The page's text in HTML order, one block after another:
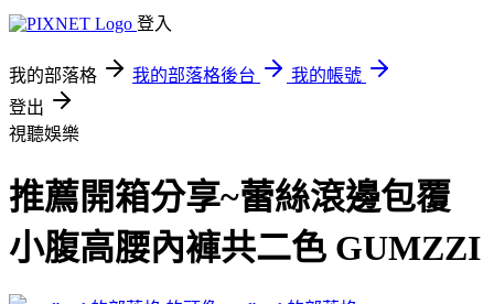
登入
我的部落格 我的部落格後台
我的帳號
登出
視聽娛樂
推薦開箱分享~蕾絲滾邊包覆
小腹高腰內褲共二色 GUMZZI